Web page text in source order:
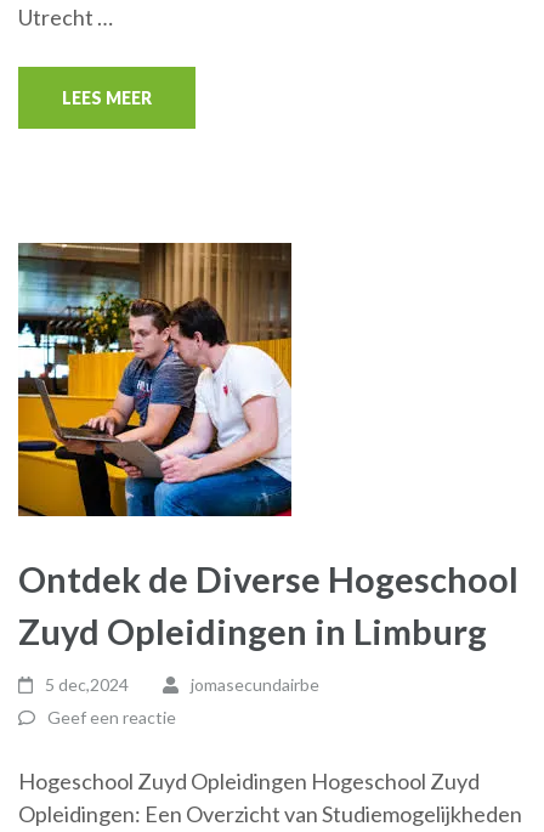
Utrecht …
LEES MEER
Ontdek de Diverse Hogeschool
Zuyd Opleidingen in Limburg
5 dec,2024
jomasecundairbe
Geef een reactie
Hogeschool Zuyd Opleidingen Hogeschool Zuyd
Opleidingen: Een Overzicht van Studiemogelijkheden